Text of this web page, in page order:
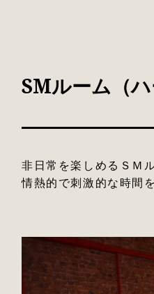
SMルーム（ハ
非日常を楽しめるＳＭ
情熱的で刺激的な時間